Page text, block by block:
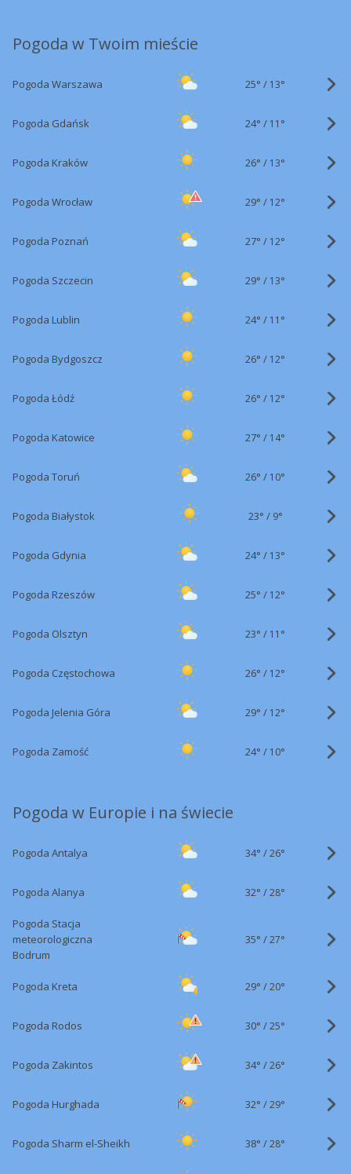
Pogoda w Twoim mieście
Pogoda Warszawa 25° / 13°
Pogoda Gdańsk 24° / 11°
Pogoda Kraków 26° / 13°
Pogoda Wrocław 29° / 12°
Pogoda Poznań 27° / 12°
Pogoda Szczecin 29° / 13°
Pogoda Lublin 24° / 11°
Pogoda Bydgoszcz 26° / 12°
Pogoda Łódź 26° / 12°
Pogoda Katowice 27° / 14°
Pogoda Toruń 26° / 10°
Pogoda Białystok 23° / 9°
Pogoda Gdynia 24° / 13°
Pogoda Rzeszów 25° / 12°
Pogoda Olsztyn 23° / 11°
Pogoda Częstochowa 26° / 12°
Pogoda Jelenia Góra 29° / 12°
Pogoda Zamość 24° / 10°
Pogoda w Europie i na świecie
Pogoda Antalya 34° /26°
Pogoda Alanya 32° /28°
Pogoda Stacja
meteorologiczna
Bodrum
35° /27°
Pogoda Kreta 29° /20°
Pogoda Rodos 30° /25°
Pogoda Zakintos 34° /26°
Pogoda Hurghada 32° /29°
Pogoda Sharm el-Sheikh 38° /28°